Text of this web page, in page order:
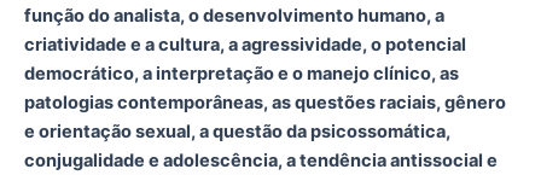
função do analista, o desenvolvimento humano, a
criatividade e a cultura, a agressividade, o potencial
democrático, a interpretação e o manejo clínico, as
patologias contemporâneas, as questões raciais, gênero
e orientação sexual, a questão da psicossomática,
conjugalidade e adolescência, a tendência antissocial e